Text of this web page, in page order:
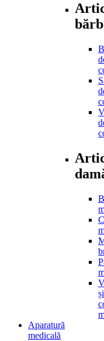
și
Aparatură
medicală